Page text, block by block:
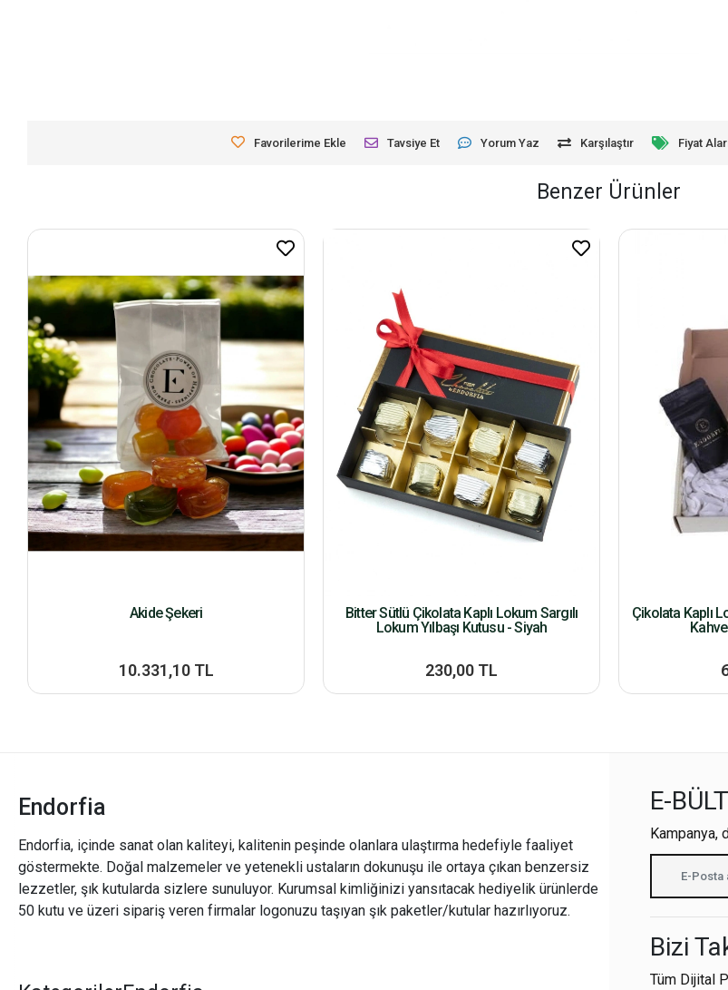
Favorilerime Ekle Tavsiye Et Yorum Yaz Karşılaştır Fiyat
Benzer Ürünler
Akide Şekeri
10.331,10 TL
Bitter Sütlü Çikolata Kaplı Lokum Sargılı
Lokum Yılbaşı Kutusu - Siyah
230,00 TL
Çikolata Kaplı
Endorfia
Endorfia, içinde sanat olan kaliteyi, kalitenin peşinde olanlara ulaştırma hedefiyle faaliyet
göstermekte. Doğal malzemeler ve yetenekli ustaların dokunuşu ile ortaya çıkan benzersiz
lezzetler, şık kutularda sizlere sunuluyor. Kurumsal kimliğinizi yansıtacak hediyelik ürünlerde
50 kutu ve üzeri sipariş veren firmalar logonuzu taşıyan şık paketler/kutular hazırlıyoruz.
E-
Kampanya,
Bizi
Tüm Dijital